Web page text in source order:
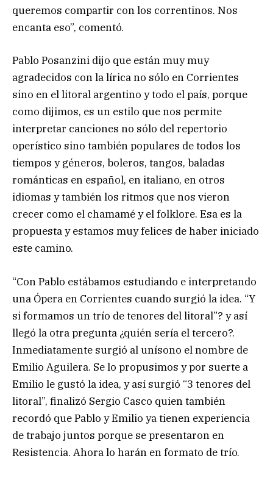
queremos compartir con los correntinos. Nos
encanta eso”, comentó.
Pablo Posanzini dijo que están muy muy
agradecidos con la lírica no sólo en Corrientes
sino en el litoral argentino y todo el país, porque
como dijimos, es un estilo que nos permite
interpretar canciones no sólo del repertorio
operístico sino también populares de todos los
tiempos y géneros, boleros, tangos, baladas
románticas en español, en italiano, en otros
idiomas y también los ritmos que nos vieron
crecer como el chamamé y el folklore. Esa es la
propuesta y estamos muy felices de haber iniciado
este camino.
“Con Pablo estábamos estudiando e interpretando
una Ópera en Corrientes cuando surgió la idea. “Y
si formamos un trío de tenores del litoral”? y así
llegó la otra pregunta ¿quién sería el tercero?.
Inmediatamente surgió al unísono el nombre de
Emilio Aguilera. Se lo propusimos y por suerte a
Emilio le gustó la idea, y así surgió “3 tenores del
litoral”, finalizó Sergio Casco quien también
recordó que Pablo y Emilio ya tienen experiencia
de trabajo juntos porque se presentaron en
Resistencia. Ahora lo harán en formato de trío.